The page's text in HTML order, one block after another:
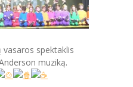
spektaklis
muziką.